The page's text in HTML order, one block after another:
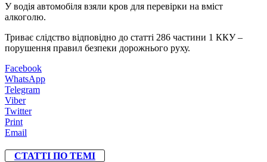
У водія автомобіля взяли кров для перевірки на вміст
алкоголю.
Триває слідство відповідно до статті 286 частини 1 ККУ –
порушення правил безпеки дорожнього руху.
Facebook
WhatsApp
Telegram
Viber
Twitter
Print
Email
СТАТТІ ПО ТЕМІ